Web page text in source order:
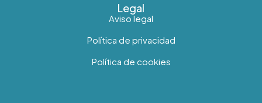
Legal
Aviso legal
Política de privacidad
Política de cookies